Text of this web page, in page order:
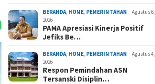
BERANDA, HOME, PEMERINTAHAN
Agustus 6,
2026
PAMA Apresiasi Kinerja Positif
Jefiks Be…
BERANDA, HOME, PEMERINTAHAN
Agustus 4,
2026
Respon Pemindahan ASN
Tersanski Disiplin…